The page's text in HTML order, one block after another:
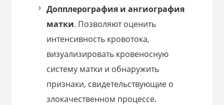
Допплерография и ангиография
матки. Позволяют оценить
интенсивность кровотока,
визуализировать кровеносную
систему матки и обнаружить
признаки, свидетельствующие о
злокачественном процессе.